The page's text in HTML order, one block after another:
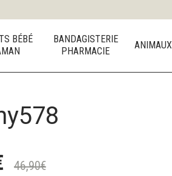
BÉBÉ
BANDAGISTERIE
PHARMACIE
ANIMAUX
46,90€